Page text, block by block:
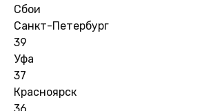
Сбои
Санкт-Петербург
39
Уфа
37
Красноярск